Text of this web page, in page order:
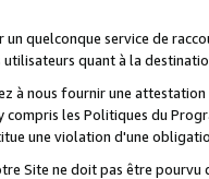
un quelconque service de
quant à la
à nous fournir une
compris les Politiques du
une violation d'une
Site ne doit pas être